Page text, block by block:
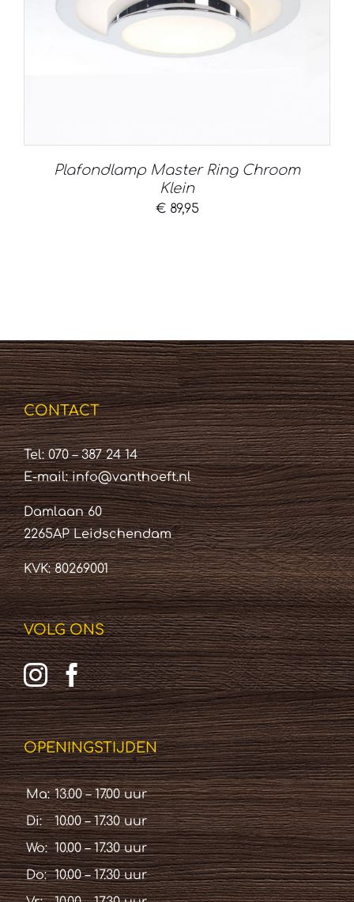
Plafondlamp Master Ring Chroom
Klein
€89,95
CONTACT
Tel: 070 – 387 24 14
E-mail:info@vanthoeft.nl
Damlaan 60
2265AP Leidschendam
KVK: 80269001
VOLG ONS
OPENINGSTIJDEN
Ma: 13.00 – 17.00 uur
Di:
10.00 – 17.30 uur
Wo: 10.00 – 17.30 uur
Do: 10.00 – 17.30 uur